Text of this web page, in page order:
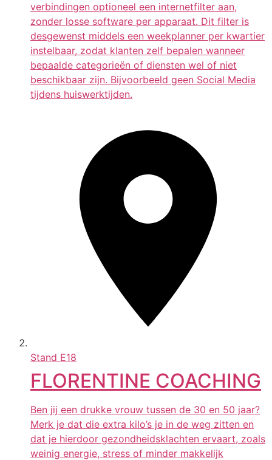
verbindingen optioneel een internetfilter aan,
zonder losse software per apparaat. Dit filter is
desgewenst middels een weekplanner per kwartier
instelbaar, zodat klanten zelf bepalen wanneer
bepaalde categorieën of diensten wel of niet
beschikbaar zijn. Bijvoorbeeld geen Social Media
tijdens huiswerktijden.
Stand E18
FLORENTINE COACHING
Ben jij een drukke vrouw tussen de 30 en 50 jaar?
Merk je dat die extra kilo’s je in de weg zitten en
dat je hierdoor gezondheidsklachten ervaart, zoals
weinig energie, stress of minder makkelijk